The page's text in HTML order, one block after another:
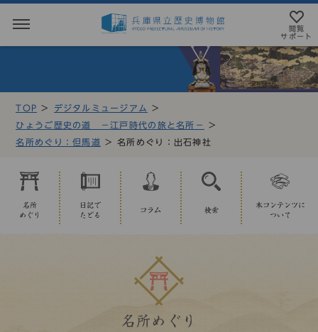
TOP
デジタルミュージアム
ひょうご歴史の道 －江戸時代の旅と名所－
名所めぐり：但馬道
名所めぐり：出石神社
名所
めぐり
日記で
たどる
コラム 検索
本コンテンツに
ついて
名所めぐり
閲覧
サポート
MENU
利用案内
アクセス
テキストにルビを振ることができます
アクセシビリテイについて
文字サイズ設定